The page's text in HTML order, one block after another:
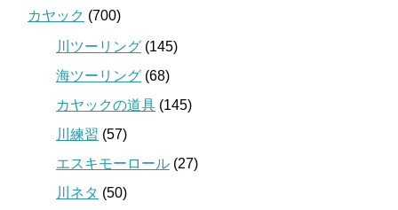
カヤック (700)
川ツーリング (145)
海ツーリング (68)
カヤックの道具 (145)
川練習 (57)
エスキモーロール (27)
川ネタ (50)